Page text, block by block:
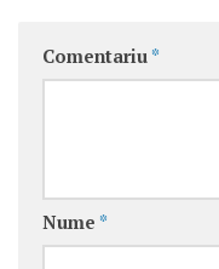
Comentariu *
Nume *